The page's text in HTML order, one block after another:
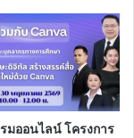
มออนไลน์ โครงการ